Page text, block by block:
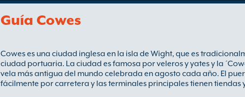
Guía Cowes
Cowes es una ciudad inglesa en la isla de Wight, que es
ciudad portuaria. La ciudad es famosa por veleros y yates y la
vela más antigua del mundo celebrada en agosto cada año. El
fácilmente por carretera y las terminales principales tienen tiendas